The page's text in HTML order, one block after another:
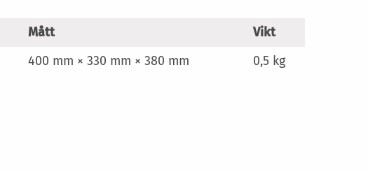
Mått
Vikt
400 mm × 330 mm × 380 mm 0,5 kg